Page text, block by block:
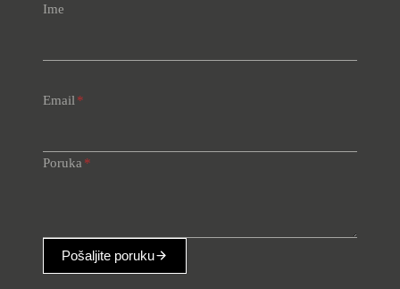
Ime
Email*
Poruka *
Pošaljite poruku